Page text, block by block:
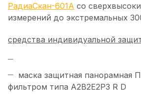
РадиаСкан-601А со
измерений до экстремальных
средства индивидуальной
маска защитная панорамная
фильтром типа А2В2Е2Р3 R D